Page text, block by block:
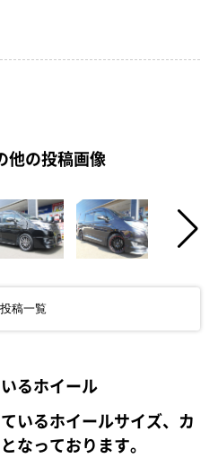
他の投稿画像
稿一覧
るホイール
いるホイールサイズ、カ
なっております。